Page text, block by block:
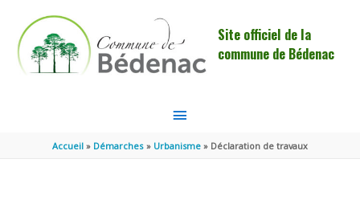
Site officiel de la
commune de Bédenac
MENU
PRINCIPAL
Accueil Démarches Urbanisme Déclaration de travaux